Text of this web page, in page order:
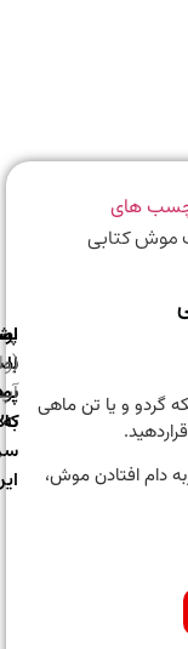
و یا تن ماهی
افتادن موش،
به
سراسر
ایران
اصالت
کالا
پشتیبانی
(واتس
آپ)